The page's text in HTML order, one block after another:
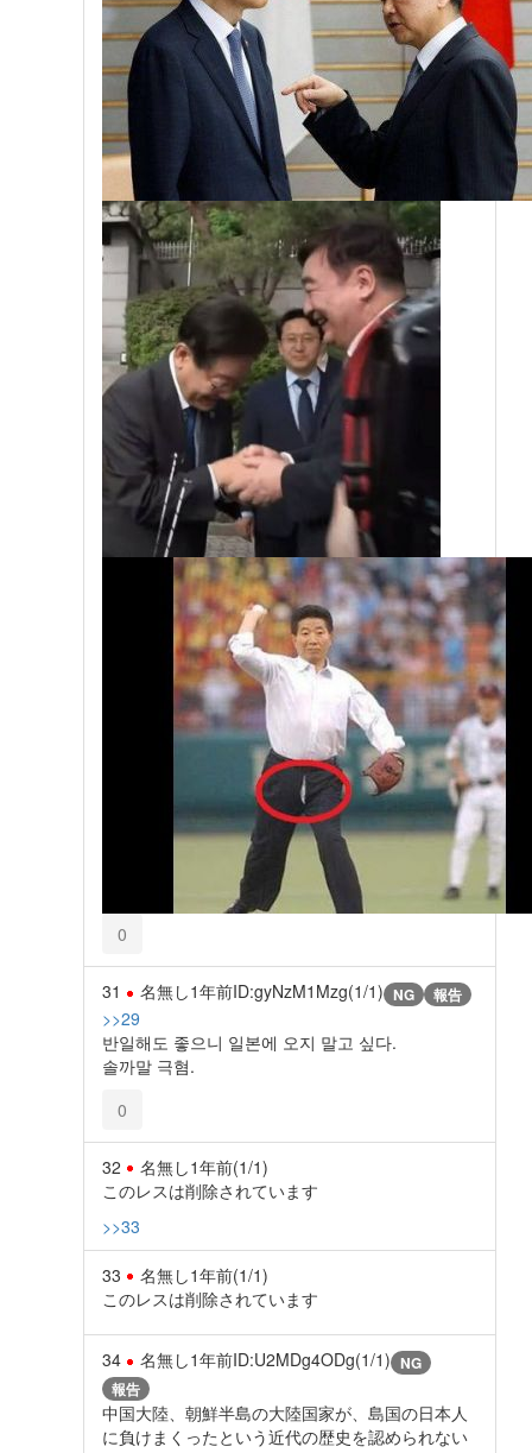
0
31 名無し1年前ID:gyNzM1Mzg(1/1) NG 報告
>>29
반일해도 좋으니 일본에 오지 말고 싶다.
솔까말 극혐.
0
32 名無し1年前(1/1)
このレスは削除されています
>>33
33 名無し1年前(1/1)
このレスは削除されています
34 名無し1年前ID:U2MDg4ODg(1/1) NG
報告
中国大陸、朝鮮半島の大陸国家が、島国の日本人
に負けまくったという近代の歴史を認められない